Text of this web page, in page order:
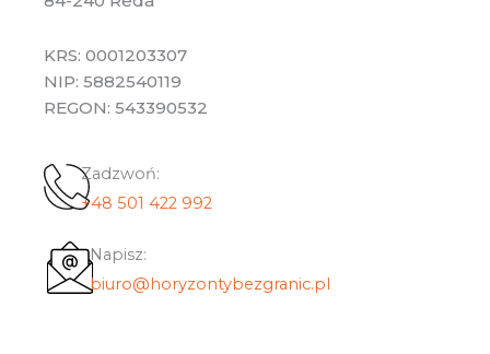
KRS: 0001203307
NIP: 5882540119
REGON: 543390532
Zadzwoń:
+48 501 422 992
Napisz:
biuro@horyzontybezgranic.pl